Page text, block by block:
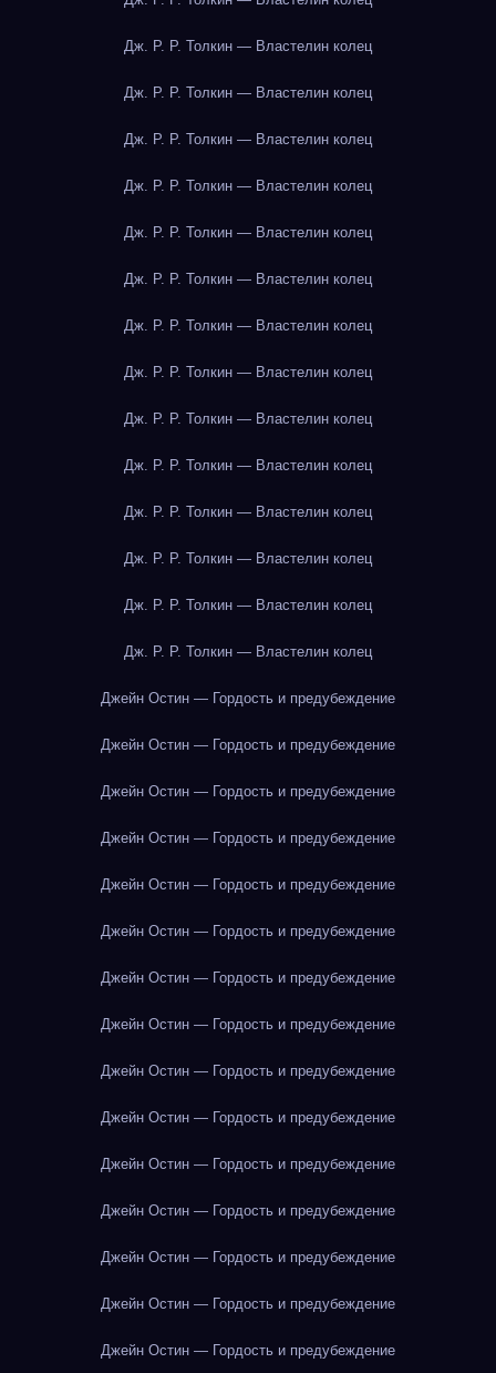
Дж. Р. Р. Толкин — Властелин колец
Дж. Р. Р. Толкин — Властелин колец
Дж. Р. Р. Толкин — Властелин колец
Дж. Р. Р. Толкин — Властелин колец
Дж. Р. Р. Толкин — Властелин колец
Дж. Р. Р. Толкин — Властелин колец
Дж. Р. Р. Толкин — Властелин колец
Дж. Р. Р. Толкин — Властелин колец
Дж. Р. Р. Толкин — Властелин колец
Дж. Р. Р. Толкин — Властелин колец
Дж. Р. Р. Толкин — Властелин колец
Дж. Р. Р. Толкин — Властелин колец
Дж. Р. Р. Толкин — Властелин колец
Дж. Р. Р. Толкин — Властелин колец
Джейн Остин — Гордость и предубеждение
Джейн Остин — Гордость и предубеждение
Джейн Остин — Гордость и предубеждение
Джейн Остин — Гордость и предубеждение
Джейн Остин — Гордость и предубеждение
Джейн Остин — Гордость и предубеждение
Джейн Остин — Гордость и предубеждение
Джейн Остин — Гордость и предубеждение
Джейн Остин — Гордость и предубеждение
Джейн Остин — Гордость и предубеждение
Джейн Остин — Гордость и предубеждение
Джейн Остин — Гордость и предубеждение
Джейн Остин — Гордость и предубеждение
Джейн Остин — Гордость и предубеждение
Джейн Остин — Гордость и предубеждение